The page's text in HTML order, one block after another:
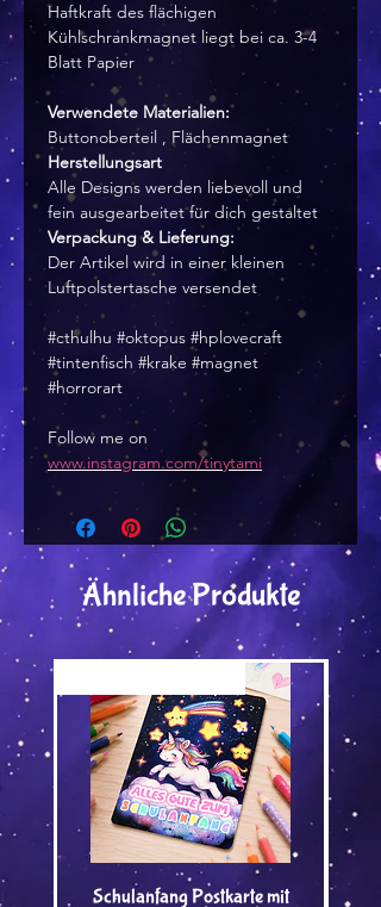
Haftkraft des flächigen
Kühlschrankmagnet liegt bei ca. 3-4
Blatt Papier
Verwendete Materialien:
Buttonoberteil , Flächenmagnet
Herstellungsart
Alle Designs werden liebevoll und
fein ausgearbeitet für dich gestaltet
Verpackung & Lieferung:
Der Artikel wird in einer kleinen
Luftpolstertasche versendet
#cthulhu #oktopus #hplovecraft
#tintenfisch #krake #magnet
#horrorart
Follow me on
www.instagram.com/tinytami
Ähnliche Produkte
Schulanfang Postkarte mit